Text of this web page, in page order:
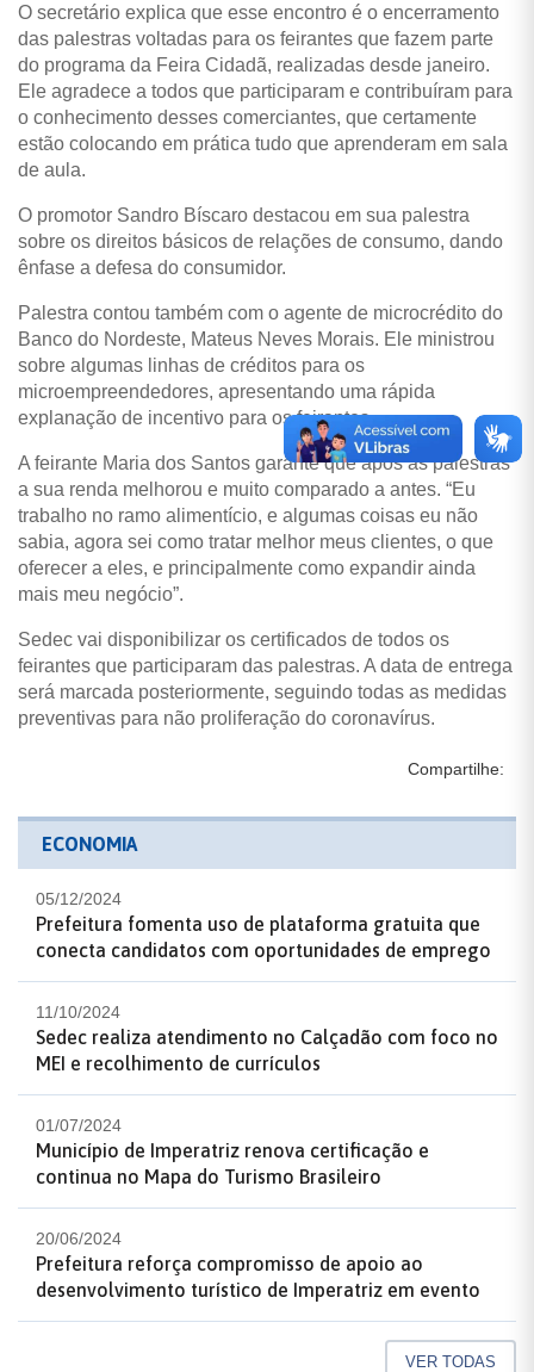
O secretário explica que esse encontro é o encerramento
das palestras voltadas para os feirantes que fazem parte
do programa da Feira Cidadã, realizadas desde janeiro.
Ele agradece a todos que participaram e contribuíram para
o conhecimento desses comerciantes, que certamente
estão colocando em prática tudo que aprenderam em sala
de aula.
O promotor Sandro Bíscaro destacou em sua palestra
sobre os direitos básicos de relações de consumo, dando
ênfase a defesa do consumidor.
Palestra contou também com o agente de microcrédito do
Banco do Nordeste, Mateus Neves Morais. Ele ministrou
sobre algumas linhas de créditos para os
microempreendedores, apresentando uma rápida
explanação de incentivo para os feirantes.
A feirante Maria dos Santos garante que após as palestras
a sua renda melhorou e muito comparado a antes. “Eu
trabalho no ramo alimentício, e algumas coisas eu não
sabia, agora sei como tratar melhor meus clientes, o que
oferecer a eles, e principalmente como expandir ainda
mais meu negócio”.
Sedec vai disponibilizar os certificados de todos os
feirantes que participaram das palestras. A data de entrega
será marcada posteriormente, seguindo todas as medidas
preventivas para não proliferação do coronavírus.
Compartilhe:
ECONOMIA
05/12/2024
Prefeitura fomenta uso de plataforma gratuita que
conecta candidatos com oportunidades de emprego
11/10/2024
Sedec realiza atendimento no Calçadão com foco no
MEI e recolhimento de currículos
01/07/2024
Município de Imperatriz renova certificação e
continua no Mapa do Turismo Brasileiro
20/06/2024
Prefeitura reforça compromisso de apoio ao
desenvolvimento turístico de Imperatriz em evento
VER TODAS